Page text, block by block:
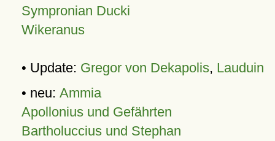
Sympronian Ducki
Wikeranus
• Update: Gregor von Dekapolis, Lauduin
• neu: Ammia
Apollonius und Gefährten
Bartholuccius und Stephan